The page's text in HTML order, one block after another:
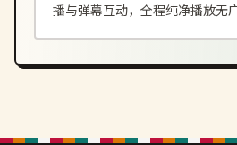
播与弹幕互动，全程纯净播放无